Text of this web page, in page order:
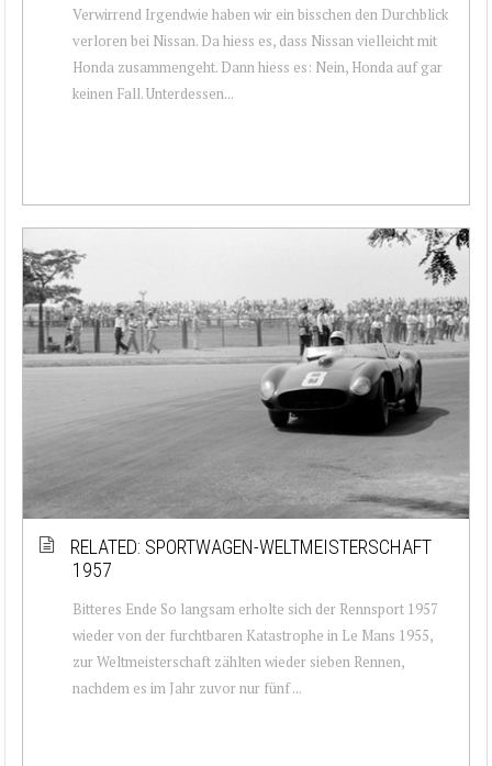
Verwirrend Irgendwie haben wir ein bisschen den Durchblick
verloren bei Nissan. Da hiess es, dass Nissan vielleicht mit
Honda zusammengeht. Dann hiess es: Nein, Honda auf gar
keinen Fall. Unterdessen...
RELATED: SPORTWAGEN-WELTMEISTERSCHAFT
1957
Bitteres Ende So langsam erholte sich der Rennsport 1957
wieder von der furchtbaren Katastrophe in Le Mans 1955,
zur Weltmeisterschaft zählten wieder sieben Rennen,
nachdem es im Jahr zuvor nur fünf ...